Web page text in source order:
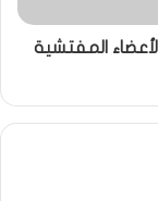
المفتشية